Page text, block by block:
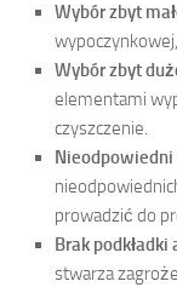
Wybór zbyt
Wybór zbyt
elementami
czyszczenie.
Nieodpowiedni
prowadzić do
Brak
stwarza